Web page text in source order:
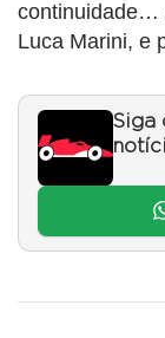
continuidade…
Luca Marini, e
Siga